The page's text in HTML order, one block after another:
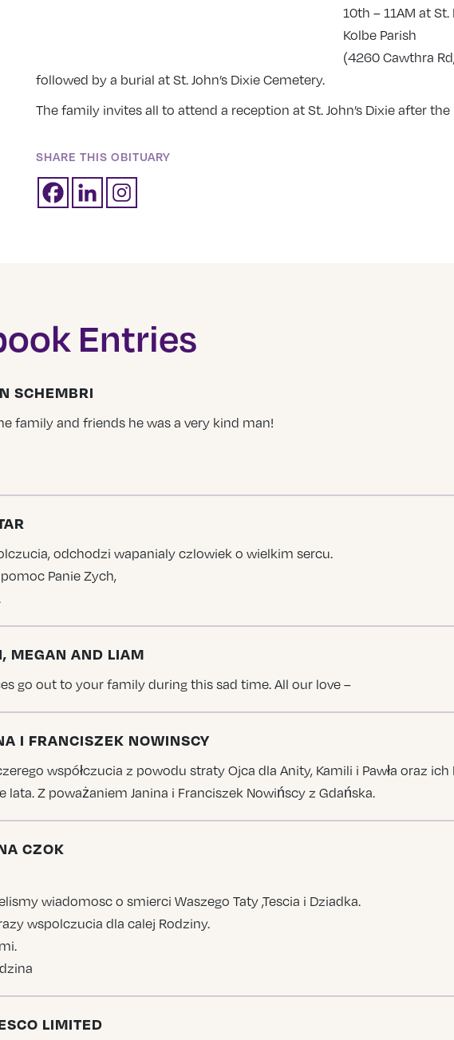
10th – 11AM at
Kolbe Parish
(4260 Cawthra
followed by a burial at St. John’s Dixie Cemetery.
The family invites all to attend a reception at St. John’s Dixie after the
SHARE THIS OBITUARY
Entries
SCHEMBRI
family and friends he was a very kind man!
odchodzi wapanialy czlowiek o wielkim sercu.
Panie Zych,
MEGAN AND LIAM
go out to your family during this sad time. All our love –
I FRANCISZEK NOWINSCY
współczucia z powodu straty Ojca dla Anity, Kamili i Pawła oraz
lata. Z poważaniem Janina i Franciszek Nowińscy z Gdańska.
CZOK
wiadomosc o smierci Waszego Taty ,Tescia i Dziadka.
wspolczucia dla calej Rodziny.
LIMITED